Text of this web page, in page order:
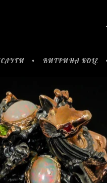
ВИТРИНА KOLE